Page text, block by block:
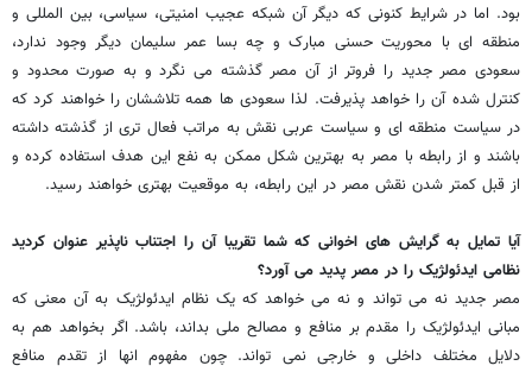
بود. اما در شرایط کنونی که دیگر آن شبکه عجیب امنیتی، سیاسی، بین المللی و
منطقه ای با محوریت حسنی مبارک و چه بسا عمر سلیمان دیگر وجود ندارد،
سعودی مصر جدید را فروتر از آن مصر گذشته می نگرد و به صورت محدود و
کنترل شده آن را خواهد پذیرفت. لذا سعودی ها همه تلاششان را خواهند کرد که
در سیاست منطقه ای و سیاست عربی نقش به مراتب فعال تری از گذشته داشته
باشند و از رابطه با مصر به بهترین شکل ممکن به نفع این هدف استفاده کرده و
از قبل کمتر شدن نقش مصر در این رابطه، به موقعیت بهتری خواهند رسید.
آیا تمایل به گرایش های اخوانی که شما تقریبا آن را اجتناب ناپذیر عنوان کردید
نظامی ایدئولژیک را در مصر پدید می آورد؟
مصر جدید نه می تواند و نه می خواهد که یک نظام ایدئولژیک به آن معنی که
مبانی ایدئولژیک را مقدم بر منافع و مصالح ملی بداند، باشد. اگر بخواهد هم به
دلایل مختلف داخلی و خارجی نمی تواند. چون مفهوم انها از تقدم منافع